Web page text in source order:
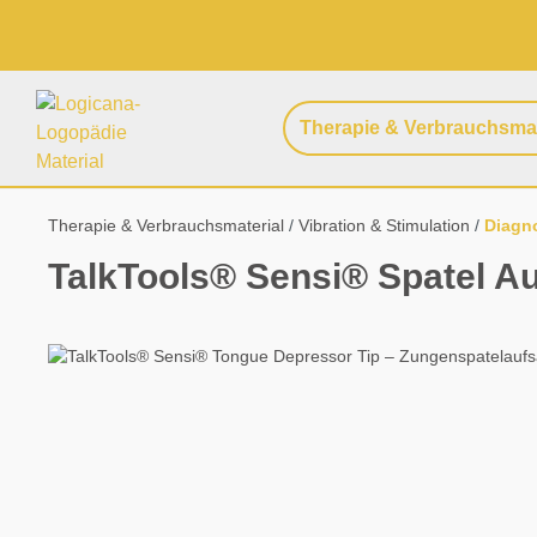
Therapie &
Therapie & Verbrauchsmaterial Vibration & Stimulation
TalkTools® Sensi® Spatel
Bildergalerie überspringen